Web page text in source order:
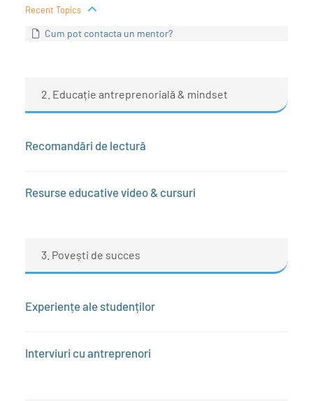
Recent Topics
Cum pot contacta un mentor?
2. Educație antreprenorială & mindset
Recomandări de lectură
Resurse educative video & cursuri
3. Povești de succes
Experiențe ale studenților
Interviuri cu antreprenori